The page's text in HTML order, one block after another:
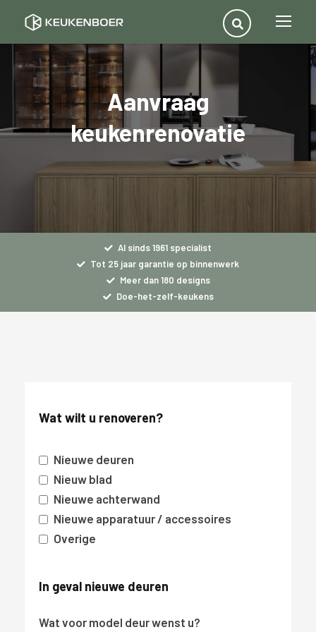
Aanvraag
keukenrenovatie
Al sinds 1961 specialist
Tot 25 jaar garantie op binnenwerk
Meer dan 180 designs
Doe-het-zelf-keukens
Wat wilt u renoveren?
Nieuwe deuren
Nieuw blad
Nieuwe achterwand
Nieuwe apparatuur / accessoires
Overige
In geval nieuwe deuren
Wat voor model deur wenst u?